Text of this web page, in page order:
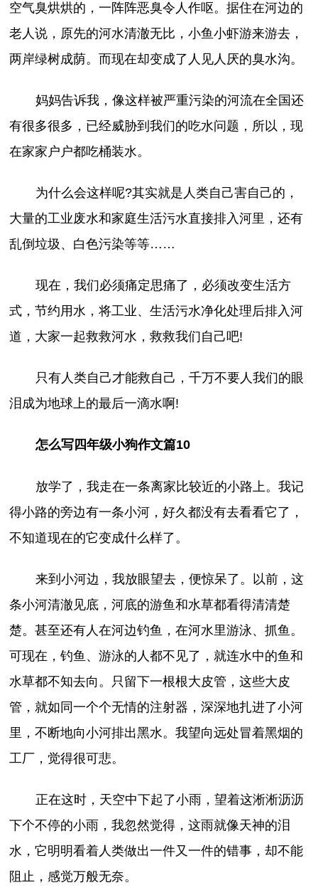
空气臭烘烘的，一阵阵恶臭令人作呕。据住在河边的
老人说，原先的河水清澈无比，小鱼小虾游来游去，
两岸绿树成荫。而现在却变成了人见人厌的臭水沟。
妈妈告诉我，像这样被严重污染的河流在全国还
有很多很多，已经威胁到我们的吃水问题，所以，现
在家家户户都吃桶装水。
为什么会这样呢?其实就是人类自己害自己的，
大量的工业废水和家庭生活污水直接排入河里，还有
乱倒垃圾、白色污染等等……
现在，我们必须痛定思痛了，必须改变生活方
式，节约用水，将工业、生活污水净化处理后排入河
道，大家一起救救河水，救救我们自己吧!
只有人类自己才能救自己，千万不要人我们的眼
泪成为地球上的最后一滴水啊!
怎么写四年级小狗作文篇10
放学了，我走在一条离家比较近的小路上。我记
得小路的旁边有一条小河，好久都没有去看看它了，
不知道现在的它变成什么样了。
来到小河边，我放眼望去，便惊呆了。以前，这
条小河清澈见底，河底的游鱼和水草都看得清清楚
楚。甚至还有人在河边钓鱼，在河水里游泳、抓鱼。
可现在，钓鱼、游泳的人都不见了，就连水中的鱼和
水草都不知去向。只留下一根根大皮管，这些大皮
管，就如同一个个无情的注射器，深深地扎进了小河
里，不断地向小河排出黑水。我望向远处冒着黑烟的
工厂，觉得很可悲。
正在这时，天空中下起了小雨，望着这淅淅沥沥
下个不停的小雨，我忽然觉得，这雨就像天神的泪
水，它明明看着人类做出一件又一件的错事，却不能
阻止，感觉万般无奈。